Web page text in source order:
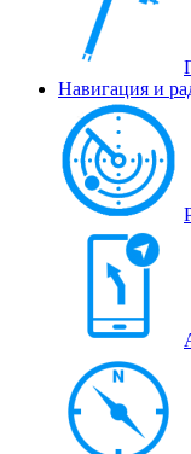
Навигация и